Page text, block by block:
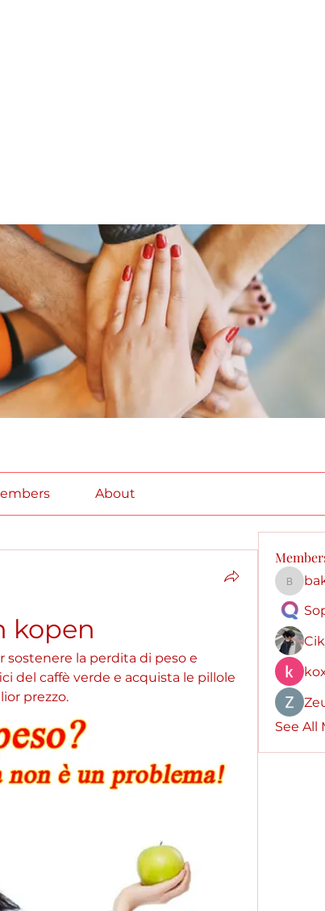
About
kopen
sostenere la perdita di peso e
del caffè verde e acquista le pillole
prezzo.
See All